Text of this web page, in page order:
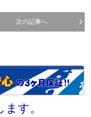
次の記事へ
す。